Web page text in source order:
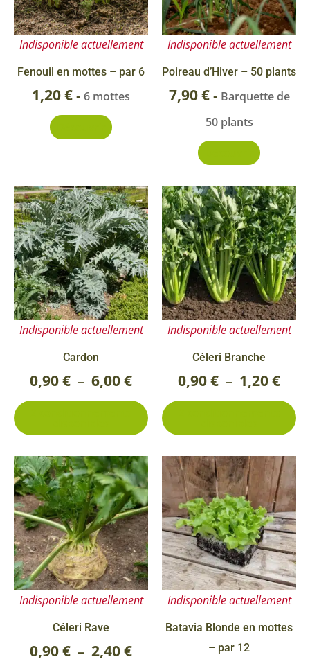
Indisponible actuellement
Fenouil en mottes – par 6
1,20€- 6 mottes
Indisponible actuellement
Poireau d’Hiver – 50 plants
7,90€- Barquette de
50 plants
Indisponible actuellement
Cardon
0,90€ – 6,00€
Plage
de
prix :
0,90 €
à
6,00 €
Ce
produit
a
plusieurs
variations.
Les
options
peuvent
choisies
la
page
du
produit
Indisponible actuellement
Céleri Branche
0,90€ – 1,20€
de
prix
0,90
à
1,20
Ce
a
la
du
Indisponible actuellement
Céleri Rave
0,90€ – 2,40€
Plage
de
prix :
0,90 €
à
2,40 €
Ce
produit
a
plusieurs
variations.
Les
options
peuvent
être
Indisponible actuellement
Batavia Blonde en mottes
– par 12